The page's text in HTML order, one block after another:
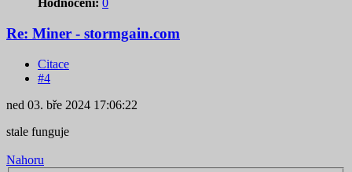
Hodnocení: 0
Re: Miner - stormgain.com
Citace
#4
ned 03. bře 2024 17:06:22
stale funguje
Nahoru